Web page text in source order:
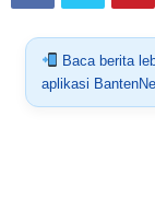
Baca berita
aplikasi